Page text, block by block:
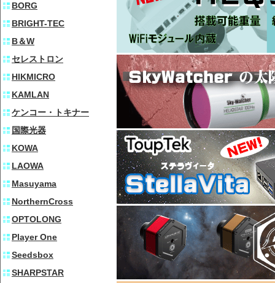
BORG
BRIGHT-TEC
B＆W
セレストロン
HIKMICRO
KAMLAN
ケンコー・トキナー
国際光器
KOWA
LAOWA
Masuyama
NorthernCross
OPTOLONG
Player One
Seedsbox
SHARPSTAR